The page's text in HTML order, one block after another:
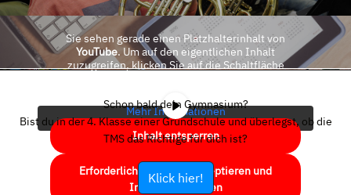
Sie sehen gerade einen Platzhalterinhalt von
YouTube. Um auf den eigentlichen Inhalt
zuzugreifen, klicken Sie auf die Schaltfläche
Mehr Informationen
Inhalt entsperren
Erforderlichen Service akzeptieren und
Inhalte entsperren
Schon bald dein Gymnasium?
Bist du in der 4. Klasse einer Grundschule und überlegst, ob die
TMS das Richtige für dich ist?
Klick hier!